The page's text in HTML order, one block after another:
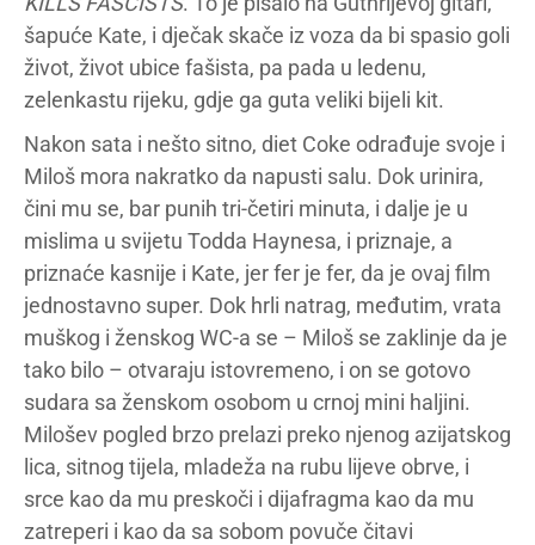
šapuće Kate, i dječak skače iz voza da bi spasio goli
život, život ubice fašista, pa pada u ledenu,
zelenkastu rijeku, gdje ga guta veliki bijeli kit.
Nakon sata i nešto sitno, diet Coke odrađuje svoje i
Miloš mora nakratko da napusti salu. Dok urinira,
čini mu se, bar punih tri-četiri minuta, i dalje je u
mislima u svijetu Todda Haynesa, i priznaje, a
priznaće kasnije i Kate, jer fer je fer, da je ovaj film
jednostavno super. Dok hrli natrag, međutim, vrata
muškog i ženskog WC-a se – Miloš se zaklinje da je
tako bilo – otvaraju istovremeno, i on se gotovo
sudara sa ženskom osobom u crnoj mini haljini.
Milošev pogled brzo prelazi preko njenog azijatskog
lica, sitnog tijela, mladeža na rubu lijeve obrve, i
srce kao da mu preskoči i dijafragma kao da mu
zatreperi i kao da sa sobom povuče čitavi